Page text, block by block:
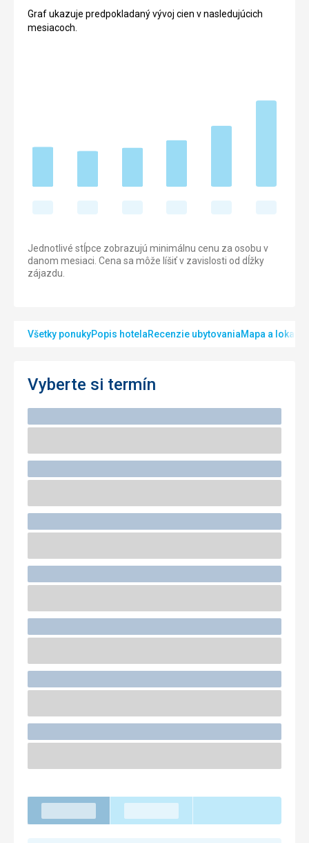
Graf ukazuje predpokladaný vývoj cien v nasledujúcich
mesiacoch.
Jednotlivé stĺpce zobrazujú minimálnu cenu za osobu v
danom mesiaci. Cena sa môže líšiť v zavislosti od dĺžky
zájazdu.
Všetky ponukyPopis hotelaRecenzie ubytovaniaMapa a lokalita
Vyberte si termín